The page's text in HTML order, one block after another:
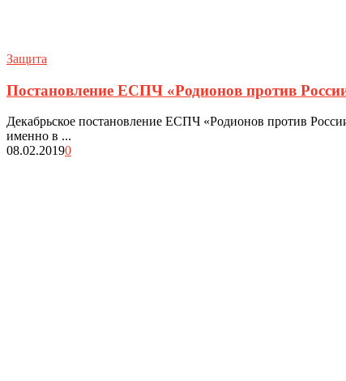
Защита
Постановление ЕСПЧ «Родионов против
Декабрьское постановление ЕСПЧ «Родионов против
именно в ...
08.02.20190